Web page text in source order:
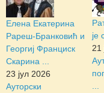
Елена Екатерина
Рареш-Бранковић и
Георгиј Франциск
Скарина ...
23 јул 2026
Ауторски
је
21